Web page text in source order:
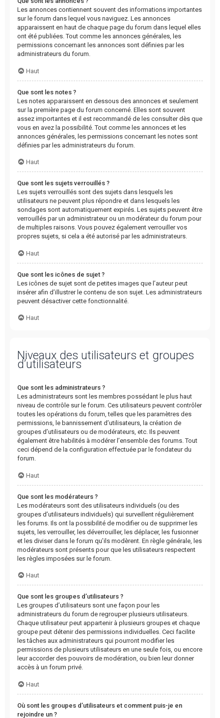
Les annonces contiennent souvent des informations importantes
sur le forum dans lequel vous naviguez. Les annonces
apparaissent en haut de chaque page du forum dans lequel elles
ont été publiées. Tout comme les annonces générales, les
permissions concernant les annonces sont définies par les
administrateurs du forum.
Haut
Que sont les notes ?
Les notes apparaissent en dessous des annonces et seulement
sur la première page du forum concerné. Elles sont souvent
assez importantes et il est recommandé de les consulter dès que
vous en avez la possibilité. Tout comme les annonces et les
annonces générales, les permissions concernant les notes sont
définies par les administrateurs du forum.
Haut
Que sont les sujets verrouillés ?
Les sujets verrouillés sont des sujets dans lesquels les
utilisateurs ne peuvent plus répondre et dans lesquels les
sondages sont automatiquement expirés. Les sujets peuvent être
verrouillés par un administrateur ou un modérateur du forum pour
de multiples raisons. Vous pouvez également verrouiller vos
propres sujets, si cela a été autorisé par les administrateurs.
Haut
Que sont les icônes de sujet ?
Les icônes de sujet sont de petites images que l’auteur peut
insérer afin d’illustrer le contenu de son sujet. Les administrateurs
peuvent désactiver cette fonctionnalité.
Haut
Niveaux des utilisateurs et groupes
d’utilisateurs
Que sont les administrateurs ?
Les administrateurs sont les membres possédant le plus haut
niveau de contrôle sur le forum. Ces utilisateurs peuvent contrôler
toutes les opérations du forum, telles que les paramètres des
permissions, le bannissement d’utilisateurs, la création de
groupes d’utilisateurs ou de modérateurs, etc. Ils peuvent
également être habilités à modérer l’ensemble des forums. Tout
ceci dépend de la configuration effectuée par le fondateur du
forum.
Haut
Que sont les modérateurs ?
Les modérateurs sont des utilisateurs individuels (ou des
groupes d’utilisateurs individuels) qui surveillent régulièrement
les forums. Ils ont la possibilité de modifier ou de supprimer les
sujets, les verrouiller, les déverrouiller, les déplacer, les fusionner
et les diviser dans le forum qu’ils modèrent. En règle générale, les
modérateurs sont présents pour que les utilisateurs respectent
les règles imposées sur le forum.
Haut
Que sont les groupes d’utilisateurs ?
Les groupes d’utilisateurs sont une façon pour les
administrateurs du forum de regrouper plusieurs utilisateurs.
Chaque utilisateur peut appartenir à plusieurs groupes et chaque
groupe peut détenir des permissions individuelles. Ceci facilite
les tâches aux administrateurs qui pourront modifier les
permissions de plusieurs utilisateurs en une seule fois, ou encore
leur accorder des pouvoirs de modération, ou bien leur donner
accès à un forum privé.
Haut
Où sont les groupes d’utilisateurs et comment puis-je en
rejoindre un ?